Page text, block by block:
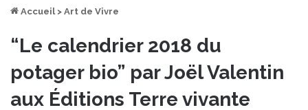
Accueil > Art de Vivre
“Le calendrier 2018 du
potager bio” par Joël Valentin
aux Éditions Terre vivante